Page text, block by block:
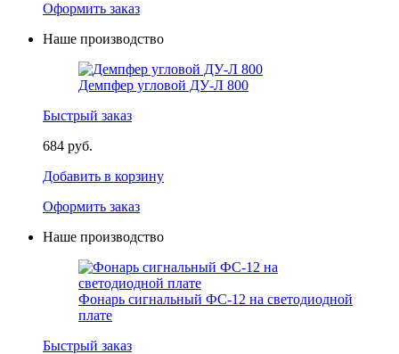
Оформить заказ
Наше производство
Демпфер угловой ДУ-Л 800
Быстрый заказ
684 руб.
Добавить в корзину
Оформить заказ
Наше производство
Фонарь сигнальный ФС-12 на светодиодной
плате
Быстрый заказ